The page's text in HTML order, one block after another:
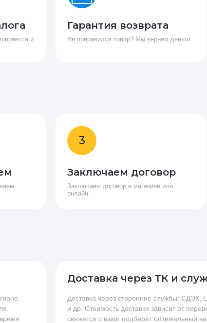
и
Гарантия возврата
Не понравился товар? Мы вернем деньги
3
Заключаем договор
Заключаем договор в магазине или
онлайн.
Доставка через ТК и
Доставка через сторонние службы:
и др. Стоимость доставки зависит от
свяжется с вами подберёт оптимальный